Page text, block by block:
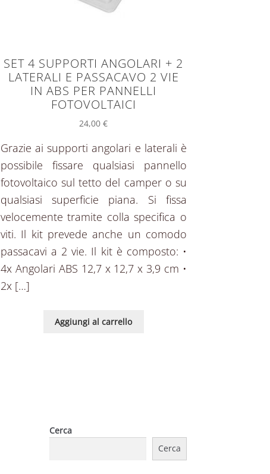
SET 4 SUPPORTI ANGOLARI + 2
LATERALI E PASSACAVO 2 VIE
IN ABS PER PANNELLI
FOTOVOLTAICI
24,00€
Grazie ai supporti angolari e laterali è
possibile fissare qualsiasi pannello
fotovoltaico sul tetto del camper o su
qualsiasi superficie piana. Si fissa
velocemente tramite colla specifica o
viti. Il kit prevede anche un comodo
passacavi a 2 vie. Il kit è composto: •
4x Angolari ABS 12,7 x 12,7 x 3,9 cm •
2x […]
Aggiungi al carrello
Cerca
Cerca